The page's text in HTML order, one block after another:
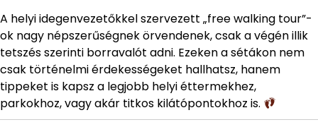
A helyi idegenvezetőkkel szervezett „free walking tour”-
ok nagy népszerűségnek örvendenek, csak a végén illik
tetszés szerinti borravalót adni. Ezeken a sétákon nem
csak történelmi érdekességeket hallhatsz, hanem
tippeket is kapsz a legjobb helyi éttermekhez,
parkokhoz, vagy akár titkos kilátópontokhoz is.